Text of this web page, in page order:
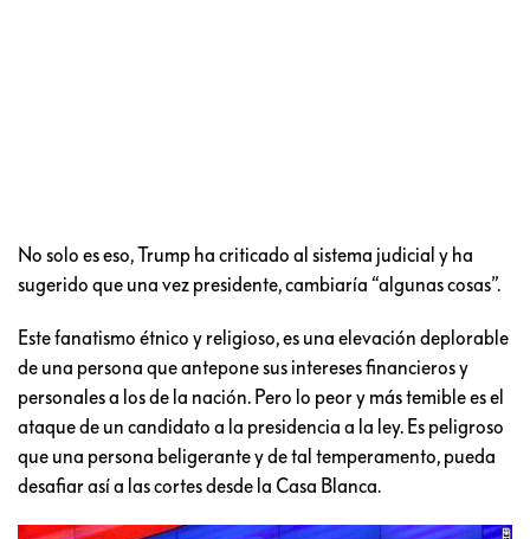
No solo es eso, Trump ha criticado al sistema judicial y ha
sugerido que una vez presidente, cambiaría “algunas cosas”.
Este fanatismo étnico y religioso, es una elevación deplorable
de una persona que antepone sus intereses financieros y
personales a los de la nación. Pero lo peor y más temible es el
ataque de un candidato a la presidencia a la ley. Es peligroso
que una persona beligerante y de tal temperamento, pueda
desafiar así a las cortes desde la Casa Blanca.